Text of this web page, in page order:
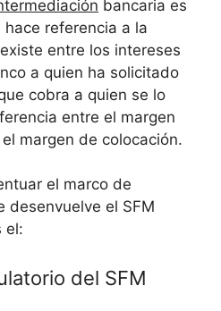
bancaria es
referencia a la
entre los intereses
a quien ha solicitado
cobra a quien se lo
entre el margen
margen de colocación.
el marco de
desenvuelve el SFM
el:
del SFM